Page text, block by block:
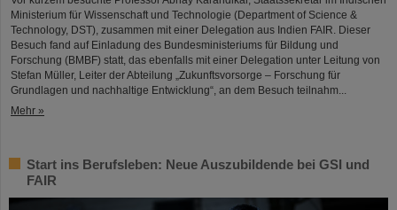
Ministerium für Wissenschaft und Technologie (Department of Science &
Technology, DST), zusammen mit einer Delegation aus Indien FAIR. Dieser
Besuch fand auf Einladung des Bundesministeriums für Bildung und
Forschung (BMBF) statt, das ebenfalls mit einer Delegation unter Leitung von
Stefan Müller, Leiter der Abteilung „Zukunftsvorsorge – Forschung für
Grundlagen und nachhaltige Entwicklung“, an dem Besuch teilnahm...
Mehr »
Start ins Berufsleben: Neue Auszubildende bei GSI und
FAIR